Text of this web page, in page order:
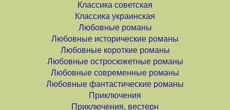
Классика советская
Классика украинская
Любовные романы
Любовные исторические романы
Любовные короткие романы
Любовные остросюжетные романы
Любовные современные романы
Любовные фантастические романы
Приключения
Приключения, вестерн